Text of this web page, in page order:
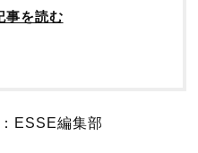
事を読む
ESSE編集部